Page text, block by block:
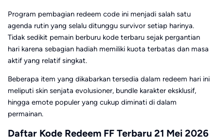
Program pembagian redeem code ini menjadi salah satu
agenda rutin yang selalu ditunggu survivor setiap harinya.
Tidak sedikit pemain berburu kode terbaru sejak pergantian
hari karena sebagian hadiah memiliki kuota terbatas dan masa
aktif yang relatif singkat.
Beberapa item yang dikabarkan tersedia dalam redeem hari ini
meliputi skin senjata evolusioner, bundle karakter eksklusif,
hingga emote populer yang cukup diminati di dalam
permainan.
Daftar Kode Redeem FF Terbaru 21 Mei 2026